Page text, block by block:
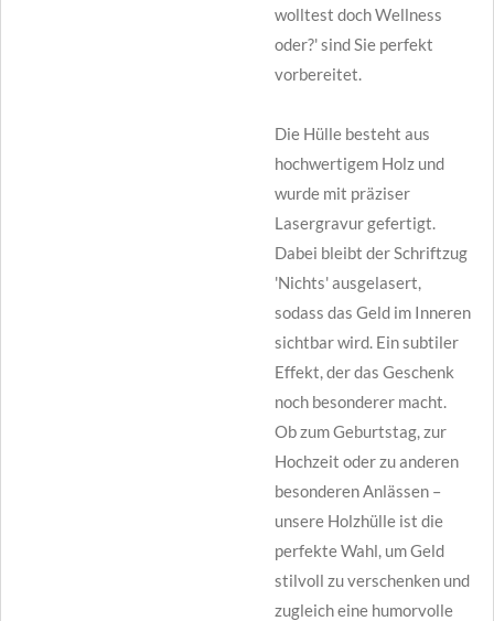
wolltest doch Wellness
oder?' sind Sie perfekt
vorbereitet.
Die Hülle besteht aus
hochwertigem Holz und
wurde mit präziser
Lasergravur gefertigt.
Dabei bleibt der Schriftzug
'Nichts' ausgelasert,
sodass das Geld im Inneren
sichtbar wird. Ein subtiler
Effekt, der das Geschenk
noch besonderer macht.
Ob zum Geburtstag, zur
Hochzeit oder zu anderen
besonderen Anlässen –
unsere Holzhülle ist die
perfekte Wahl, um Geld
stilvoll zu verschenken und
zugleich eine humorvolle